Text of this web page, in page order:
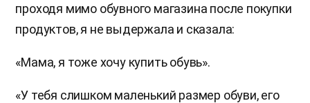
проходя мимо обувного магазина после покупки
продуктов, я не выдержала и сказала:
«Мама, я тоже хочу купить обувь».
«У тебя слишком маленький размер обуви, его